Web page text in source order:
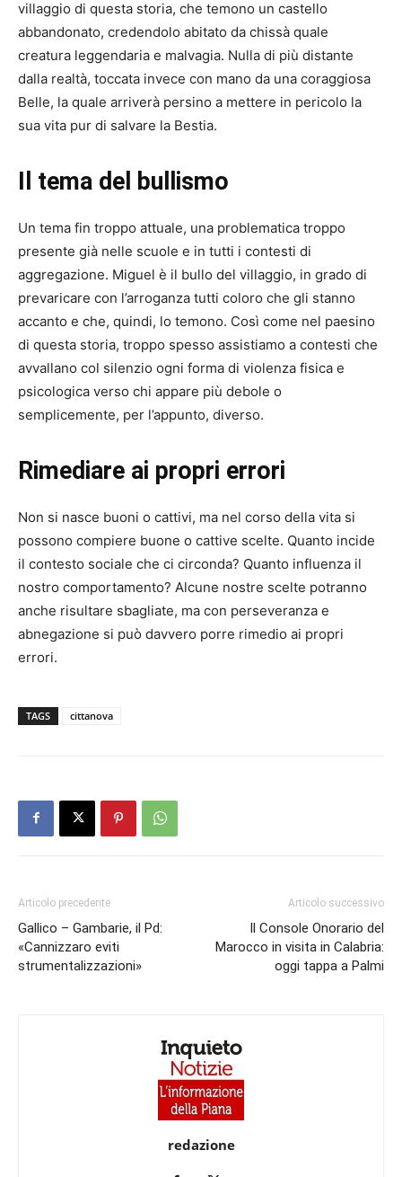
villaggio di questa storia, che temono un castello
abbandonato, credendolo abitato da chissà quale
creatura leggendaria e malvagia. Nulla di più distante
dalla realtà, toccata invece con mano da una coraggiosa
Belle, la quale arriverà persino a mettere in pericolo la
sua vita pur di salvare la Bestia.
Il tema del bullismo
Un tema fin troppo attuale, una problematica troppo
presente già nelle scuole e in tutti i contesti di
aggregazione. Miguel è il bullo del villaggio, in grado di
prevaricare con l’arroganza tutti coloro che gli stanno
accanto e che, quindi, lo temono. Così come nel paesino
di questa storia, troppo spesso assistiamo a contesti che
avvallano col silenzio ogni forma di violenza fisica e
psicologica verso chi appare più debole o
semplicemente, per l’appunto, diverso.
Rimediare ai propri errori
Non si nasce buoni o cattivi, ma nel corso della vita si
possono compiere buone o cattive scelte. Quanto incide
il contesto sociale che ci circonda? Quanto influenza il
nostro comportamento? Alcune nostre scelte potranno
anche risultare sbagliate, ma con perseveranza e
abnegazione si può davvero porre rimedio ai propri
errori.
TAGS cittanova
Articolo precedente
Gallico – Gambarie, il Pd:
«Cannizzaro eviti
strumentalizzazioni»
Articolo successivo
Il Console Onorario del
Marocco in visita in Calabria:
oggi tappa a Palmi
redazione